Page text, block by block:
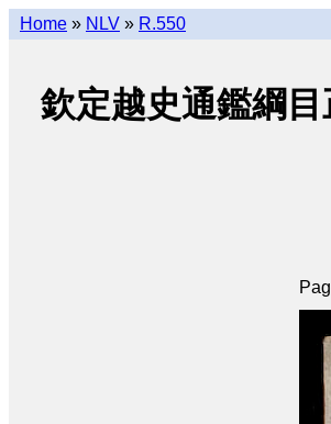
Home » NLV » R.550
欽定越史通鑑綱